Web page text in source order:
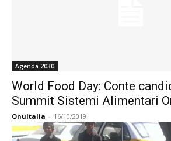
Agenda 2030
World Food Day: Conte
Summit Sistemi Alimentari
OnuItalia - 16/10/2019